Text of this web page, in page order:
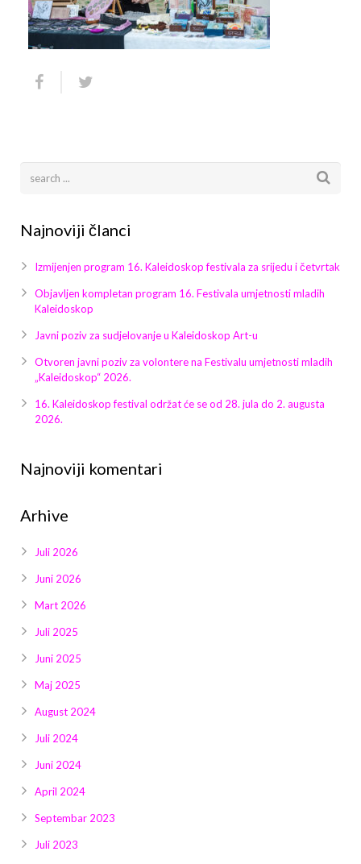
Video 2011
Video 2015
Video 2018
Galerija 2010
Galerija 2014
Galerija 2017
Galerija 2018
Galerija 2019
Galerija 2022
Galerija 2024
Galerija 2025
Arhiva
Najnoviji članci
Izmijenjen program 16. Kaleidoskop festivala za srijedu i četvrtak
Objavljen kompletan program 16. Festivala umjetnosti mladih
Kaleidoskop
Javni poziv za sudjelovanje u Kaleidoskop Art-u
Otvoren javni poziv za volontere na Festivalu umjetnosti mladih
„Kaleidoskop“ 2026.
16. Kaleidoskop festival održat će se od 28. jula do 2. augusta
2026.
Najnoviji komentari
Arhive
Juli 2026
Juni 2026
Mart 2026
Juli 2025
Juni 2025
Maj 2025
August 2024
Juli 2024
Juni 2024
April 2024
Septembar 2023
Juli 2023